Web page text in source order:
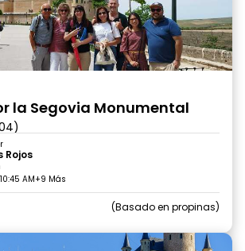
la Segovia Monumental
Rojos
AM+9 Más
Basado en propinas